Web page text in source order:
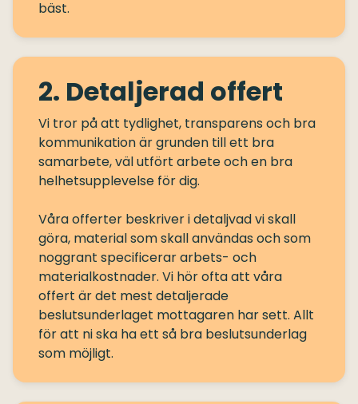
2. Detaljerad offert
Vi tror på att tydlighet, transparens och bra
kommunikation är grunden till ett bra
samarbete, väl utfört arbete och en bra
helhetsupplevelse för dig.
Våra offerter beskriver i detaljvad vi skall
göra, material som skall användas och som
noggrant specificerar arbets- och
materialkostnader. Vi hör ofta att våra
offert är det mest detaljerade
beslutsunderlaget mottagaren har sett. Allt
för att ni ska ha ett så bra beslutsunderlag